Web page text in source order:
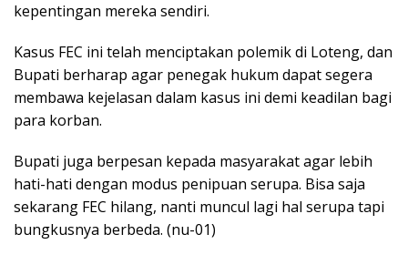
kepentingan mereka sendiri.
Kasus FEC ini telah menciptakan polemik di Loteng, dan
Bupati berharap agar penegak hukum dapat segera
membawa kejelasan dalam kasus ini demi keadilan bagi
para korban.
Bupati juga berpesan kepada masyarakat agar lebih
hati-hati dengan modus penipuan serupa. Bisa saja
sekarang FEC hilang, nanti muncul lagi hal serupa tapi
bungkusnya berbeda. (nu-01)